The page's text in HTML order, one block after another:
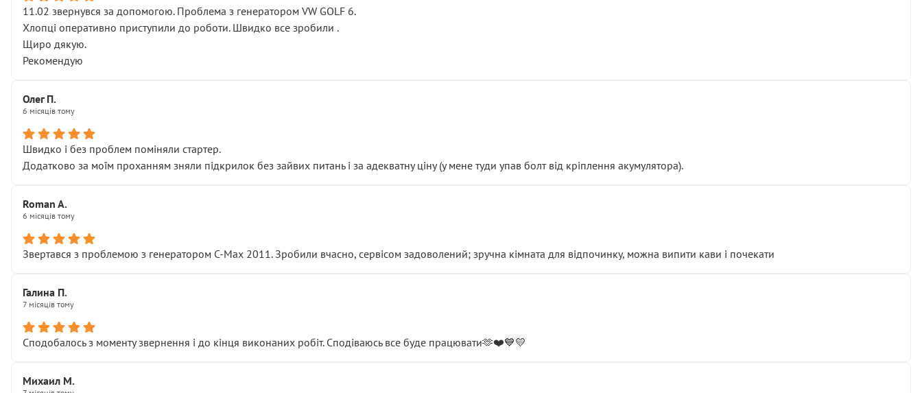
11.02 звернувся за допомогою. Проблема з генератором VW GOLF 6.
Хлопці оперативно приступили до роботи. Швидко все зробили .
Щиро дякую.
Рекомендую
Олег П.
6 місяців тому
Швидко і без проблем поміняли стартер.
Додатково за моїм проханням зняли підкрилок без зайвих питань і за адекватну ціну (у мене туди упав болт від кріплення акумулятора).
Roman A.
6 місяців тому
Звертався з проблемою з генератором C-Max 2011. Зробили вчасно, сервісом задоволений; зручна кімната для відпочинку, можна випити кави і почекати
Галина П.
7 місяців тому
Сподобалось з моменту звернення і до кінця виконаних робіт. Сподіваюсь все буде працювати🫶❤️💙💛
Михаил М.